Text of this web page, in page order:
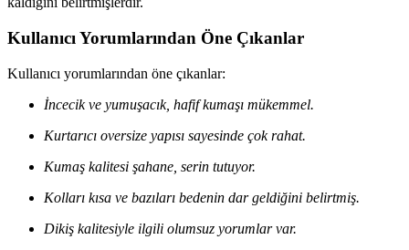
Kullanıcı Yorumlarından Öne Çıkanlar
Kullanıcı yorumlarından öne çıkanlar:
İncecik ve yumuşacık, hafif kumaşı mükemmel.
Kurtarıcı oversize yapısı sayesinde çok rahat.
Kumaş kalitesi şahane, serin tutuyor.
Kolları kısa ve bazıları bedenin dar geldiğini belirtmiş.
Dikiş kalitesiyle ilgili olumsuz yorumlar var.